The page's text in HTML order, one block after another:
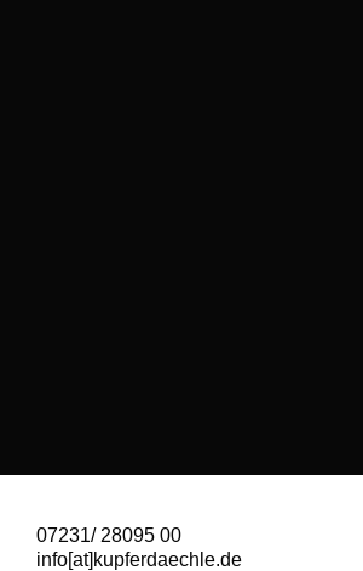
07231/ 28095 00
info[at]kupferdaechle.de